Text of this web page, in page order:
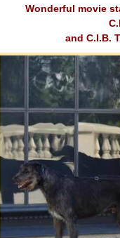
Wonderful movie
and C.I.B.